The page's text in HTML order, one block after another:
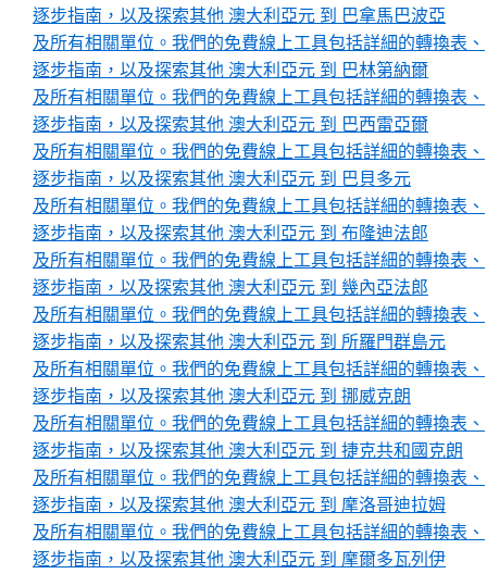
逐步指南，以及探索其他 澳大利亞元 到 巴拿馬巴波亞
及所有相關單位。我們的免費線上工具包括詳細的轉換表、
逐步指南，以及探索其他 澳大利亞元 到 巴林第納爾
及所有相關單位。我們的免費線上工具包括詳細的轉換表、
逐步指南，以及探索其他 澳大利亞元 到 巴西雷亞爾
及所有相關單位。我們的免費線上工具包括詳細的轉換表、
逐步指南，以及探索其他 澳大利亞元 到 巴貝多元
及所有相關單位。我們的免費線上工具包括詳細的轉換表、
逐步指南，以及探索其他 澳大利亞元 到 布隆迪法郎
及所有相關單位。我們的免費線上工具包括詳細的轉換表、
逐步指南，以及探索其他 澳大利亞元 到 幾內亞法郎
及所有相關單位。我們的免費線上工具包括詳細的轉換表、
逐步指南，以及探索其他 澳大利亞元 到 所羅門群島元
及所有相關單位。我們的免費線上工具包括詳細的轉換表、
逐步指南，以及探索其他 澳大利亞元 到 挪威克朗
及所有相關單位。我們的免費線上工具包括詳細的轉換表、
逐步指南，以及探索其他 澳大利亞元 到 捷克共和國克朗
及所有相關單位。我們的免費線上工具包括詳細的轉換表、
逐步指南，以及探索其他 澳大利亞元 到 摩洛哥迪拉姆
及所有相關單位。我們的免費線上工具包括詳細的轉換表、
逐步指南，以及探索其他 澳大利亞元 到 摩爾多瓦列伊